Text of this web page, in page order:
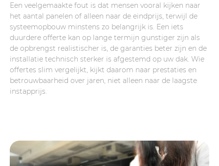
Een veelgemaakte fout is dat mensen vooral kijken naar
het aantal panelen of alleen naar de eindprijs, terwijl de
systeemopbouw minstens zo belangrijk is. Een iets
duurdere offerte kan op lange termijn gunstiger zijn als
de opbrengst realistischer is, de garanties beter zijn en de
installatie technisch sterker is afgestemd op uw dak. Wie
offertes slim vergelijkt, kijkt daarom naar prestaties en
betrouwbaarheid over jaren, niet alleen naar de laagste
instapprijs.